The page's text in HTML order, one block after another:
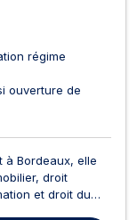
régime
ouverture de
à Bordeaux, elle
droit
et droit du